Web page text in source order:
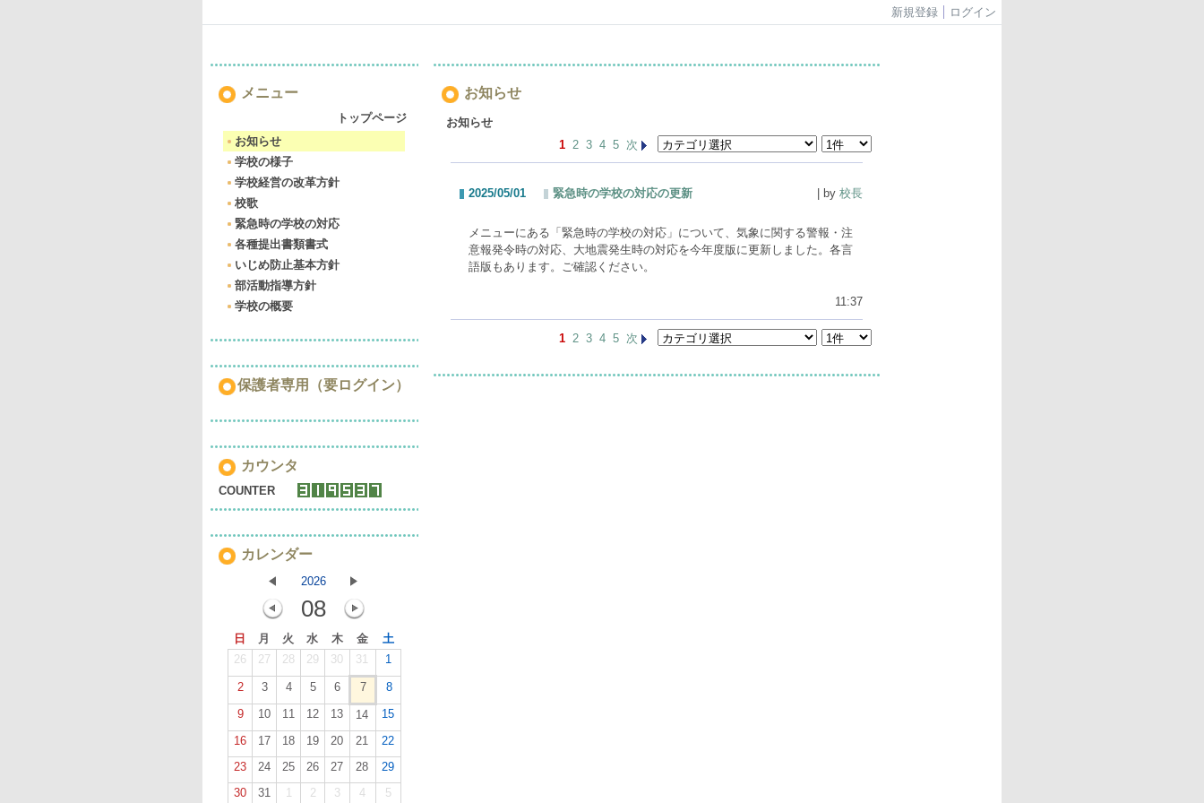
新規登録 ログイン
メニュー
トップページ
お知らせ
学校の様子
学校経営の改革方針
校歌
緊急時の学校の対応
各種提出書類書式
いじめ防止基本方針
部活動指導方針
学校の概要
保護者専用（要ログイン）
カウンタ
COUNTER
カレンダー
2026
08
日 月 火 水 木 金
土
26
27 28 29 30 31 1
2 3 4 5 6 7
8
9
10 11 12 13 14
15
16
17 18 19 20 21
22
23
24 25 26 27 28
29
30
31 1 2 3 4 5
お知らせ
お知らせ
1 2 3 4 5 次
2025/05/01 緊急時の学校の対応の更新 | by 校長
メニューにある「緊急時の学校の対応」について、気象に関する警報・注
意報発令時の対応、大地震発生時の対応を今年度版に更新しました。各言
語版もあります。ご確認ください。
11:37
1 2 3 4 5 次